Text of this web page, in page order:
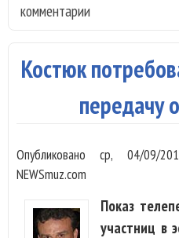
комментарии
Костюк
передачу
Опубликованоср, 04/09/
NEWSmuz.com
Показ
участниц в